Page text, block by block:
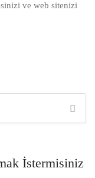
ve web sitenizi
İstermisiniz